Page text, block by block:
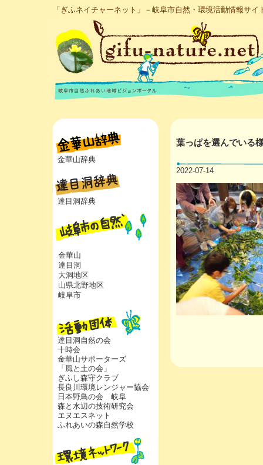
「ぎふネイチャーネット」－岐阜市自然・環境活動情報サイ
金華山辞典
達目洞辞典
金華山
達目洞
大洞地区
山県北野地区
岐阜市
達目洞自然の会
十時会
金華山サポーターズ
「風と土の会」
ぎふし森守クラブ
長良川環境レンジャー協会
日本野鳥の会 岐阜
森と水辺の技術研究会
エヌエスネット
ふれあいの森自然学校
葉っぱを選んでいる
2022-07-14